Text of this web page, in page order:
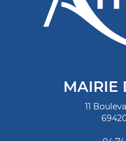
MAIRIE
11